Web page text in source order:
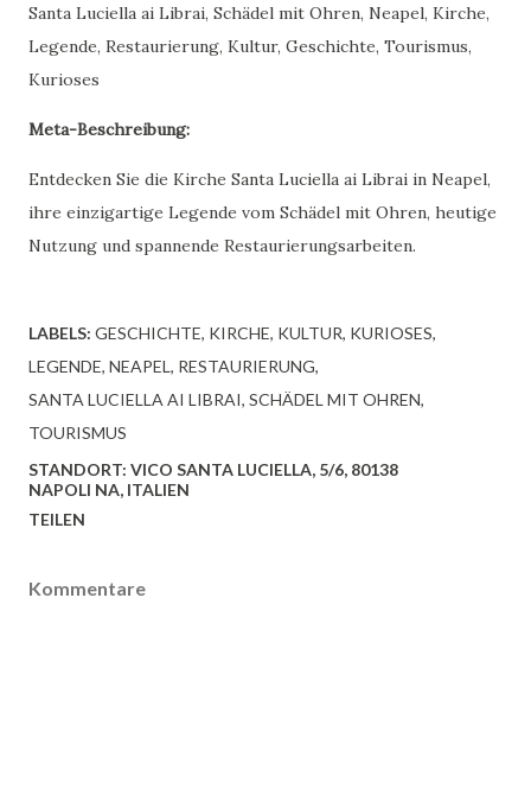
Santa Luciella ai Librai, Schädel mit Ohren, Neapel, Kirche,
Legende, Restaurierung, Kultur, Geschichte, Tourismus,
Kurioses
Meta-Beschreibung:
Entdecken Sie die Kirche Santa Luciella ai Librai in Neapel,
ihre einzigartige Legende vom Schädel mit Ohren, heutige
Nutzung und spannende Restaurierungsarbeiten.
LABELS: GESCHICHTE KIRCHE KULTUR KURIOSES
LEGENDE NEAPEL
RESTAURIERUNG
SANTA LUCIELLA AI LIBRAI SCHÄDEL MIT OHREN
TOURISMUS
STANDORT: VICO SANTA LUCIELLA, 5/6, 80138
NAPOLI NA, ITALIEN
TEILEN
Kommentare